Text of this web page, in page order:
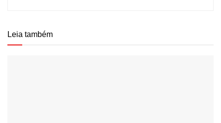
Leia também